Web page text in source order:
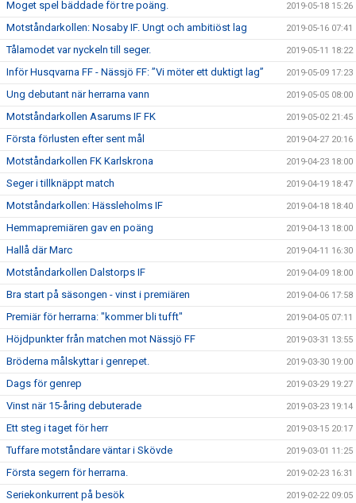
Moget spel bäddade för tre poäng. 2019-05-18 15:26
Motståndarkollen: Nosaby IF. Ungt och ambitiöst lag 2019-05-16 07:41
Tålamodet var nyckeln till seger. 2019-05-11 18:22
Inför Husqvarna FF - Nässjö FF: ”Vi möter ett duktigt lag” 2019-05-09 17:23
Ung debutant när herrarna vann 2019-05-05 08:00
Motståndarkollen Asarums IF FK 2019-05-02 21:45
Första förlusten efter sent mål 2019-04-27 20:16
Motståndarkollen FK Karlskrona 2019-04-23 18:00
Seger i tillknäppt match 2019-04-19 18:47
Motståndarkollen: Hässleholms IF 2019-04-18 18:40
Hemmapremiären gav en poäng 2019-04-13 18:00
Hallå där Marc 2019-04-11 16:30
Motståndarkollen Dalstorps IF 2019-04-09 18:00
Bra start på säsongen - vinst i premiären 2019-04-06 17:58
Premiär för herrarna: "kommer bli tufft" 2019-04-05 07:11
Höjdpunkter från matchen mot Nässjö FF 2019-03-31 13:55
Bröderna målskyttar i genrepet. 2019-03-30 19:00
Dags för genrep 2019-03-29 19:27
Vinst när 15-åring debuterade 2019-03-23 19:14
Ett steg i taget för herr 2019-03-15 20:17
Tuffare motståndare väntar i Skövde 2019-03-01 11:25
Första segern för herrarna. 2019-02-23 16:31
Seriekonkurrent på besök 2019-02-22 09:05